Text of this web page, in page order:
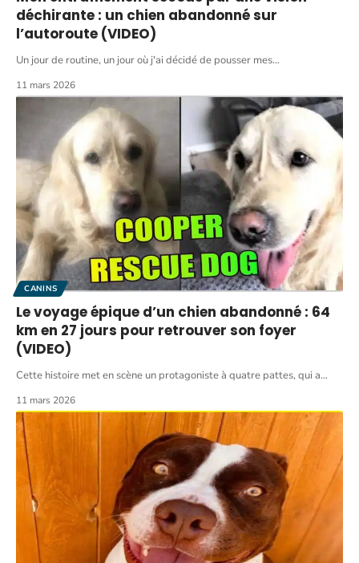
déchirante : un chien abandonné sur
l’autoroute (VIDEO)
Un jour de routine, un jour où j'ai décidé de pousser mes…
11 mars 2026
CANINS
Le voyage épique d’un chien abandonné : 64
km en 27 jours pour retrouver son foyer
(VIDEO)
Cette histoire met en scène un protagoniste à quatre pattes, qui a…
11 mars 2026